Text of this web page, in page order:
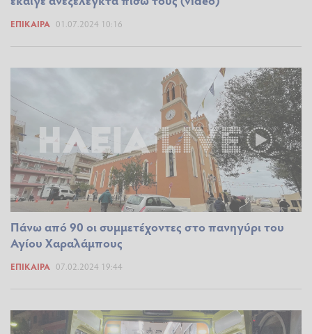
ΕΠΊΚΑΙΡΑ 01.07.2024 10:16
Πάνω από 90 οι συμμετέχοντες στο πανηγύρι του
Αγίου Χαραλάμπους
ΕΠΊΚΑΙΡΑ 07.02.2024 19:44